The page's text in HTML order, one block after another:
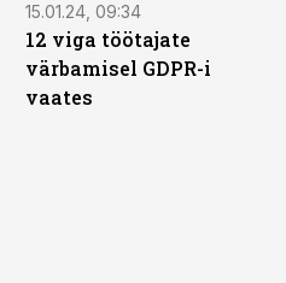
15.01.24, 09:34
12 viga töötajate
värbamisel GDPR-i
vaates